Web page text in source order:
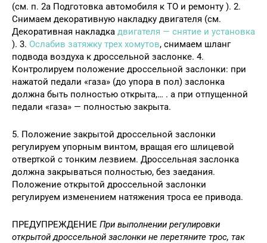
(см. п. 2а Подготовка автомобиля к ТО и ремонту ). 2.
Снимаем декоративную накладку двигателя (см.
Декоративная накладка двигателя — снятие и установка
). 3. Ослабив затяжку трех хомутов, снимаем шланг
подвода воздуха к дроссельной заслонке. 4.
Контролируем положение дроссельной заслонки: при
нажатой педали «газа» (до упора в пол) заслонка
должна быть полностью открыта,… . а при отпущенной
педали «газа» — полностью закрыта.
5. Положение закрытой дроссельной заслонки
регулируем упорным винтом, вращая его шлицевой
отверткой с тонким лезвием. Дроссельная заслонка
должна закрываться полностью, без заедания.
Положение открытой дроссельной заслонки
регулируем изменением натяжения троса ее привода.
ПРЕДУПРЕЖДЕНИЕ При выполнении регулировки
открытой дроссельной заслонки не перетяните трос, так